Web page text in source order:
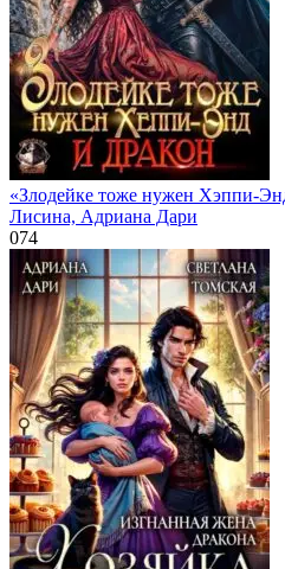
«Злодейке тоже нужен Хэппи-
Лисина, Адриана Дари
074